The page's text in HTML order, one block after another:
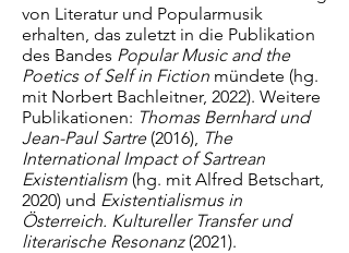
von Literatur und Popularmusik
erhalten, das zuletzt in die Publikation
des Bandes Popular Music and the
Poetics of Self in Fiction mündete (hg.
mit Norbert Bachleitner, 2022). Weitere
Publikationen: Thomas Bernhard und
Jean-Paul Sartre(2016), The
International Impact of Sartrean
Existentialism (hg. mit Alfred Betschart,
2020) und Existentialismus in
Österreich. Kultureller Transfer und
literarische Resonanz (2021).